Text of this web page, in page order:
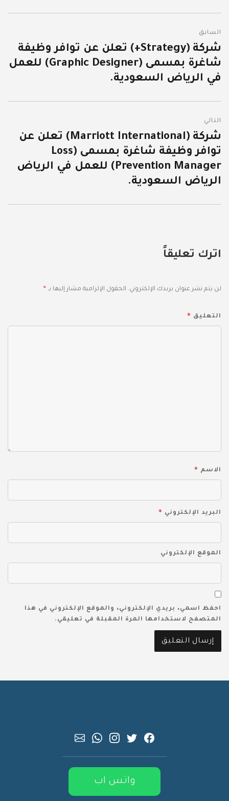
المقالات
السابق
المقالة
السابقة:
شركة (Strategy+) تعلن عن توافر وظيفة
شاغرة بمسمى (Graphic Designer) للعمل
في الرياض السعودية.
التالي
المقالة
التالية:
شركة (Marriott International) تعلن عن
توافر وظيفة شاغرة بمسمى (Loss
Prevention Manager) للعمل في الرياض
الرياض السعودية.
اترك تعليقاً
لن يتم نشر عنوان بريدك الإلكتروني. الحقول الإلزامية مشار إليها بـ *
التعليق *
الاسم *
البريد الإلكتروني *
الموقع الإلكتروني
احفظ اسمي، بريدي الإلكتروني، والموقع الإلكتروني في هذا
المتصفح لاستخدامها المرة المقبلة في تعليقي.
واتس اب